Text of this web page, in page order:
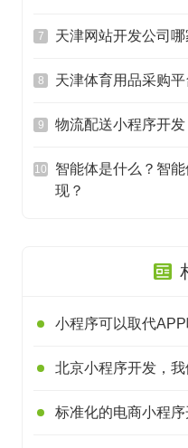
7 天津网站开发公司
8 天津体育用品采购
9 物流配送小程序开
10
智能体是什么？智
现？
小程序可以取代
北京小程序开发，
标准化的电商小程